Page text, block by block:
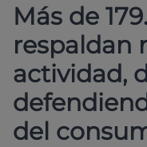
Más de
respaldan
actividad,
del